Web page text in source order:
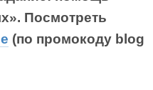
Посмотреть
(по промокоду blog